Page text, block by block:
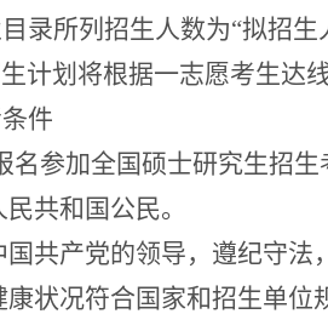
录所列招生人数为“拟招生
计划将根据一志愿考生达
件
名参加全国硕士研究生招
共和国公民。
国共产党的领导，遵纪守法，
康状况符合国家和招生单位